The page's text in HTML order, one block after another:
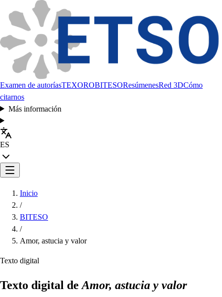
Examen de autoríasTEXOROBITESOResúmenesRed 3DCómo
citarnos
Más información
ES
Inicio
/
BITESO
/
Amor, astucia y valor
Texto digital
Texto digital deAmor, astucia y valor